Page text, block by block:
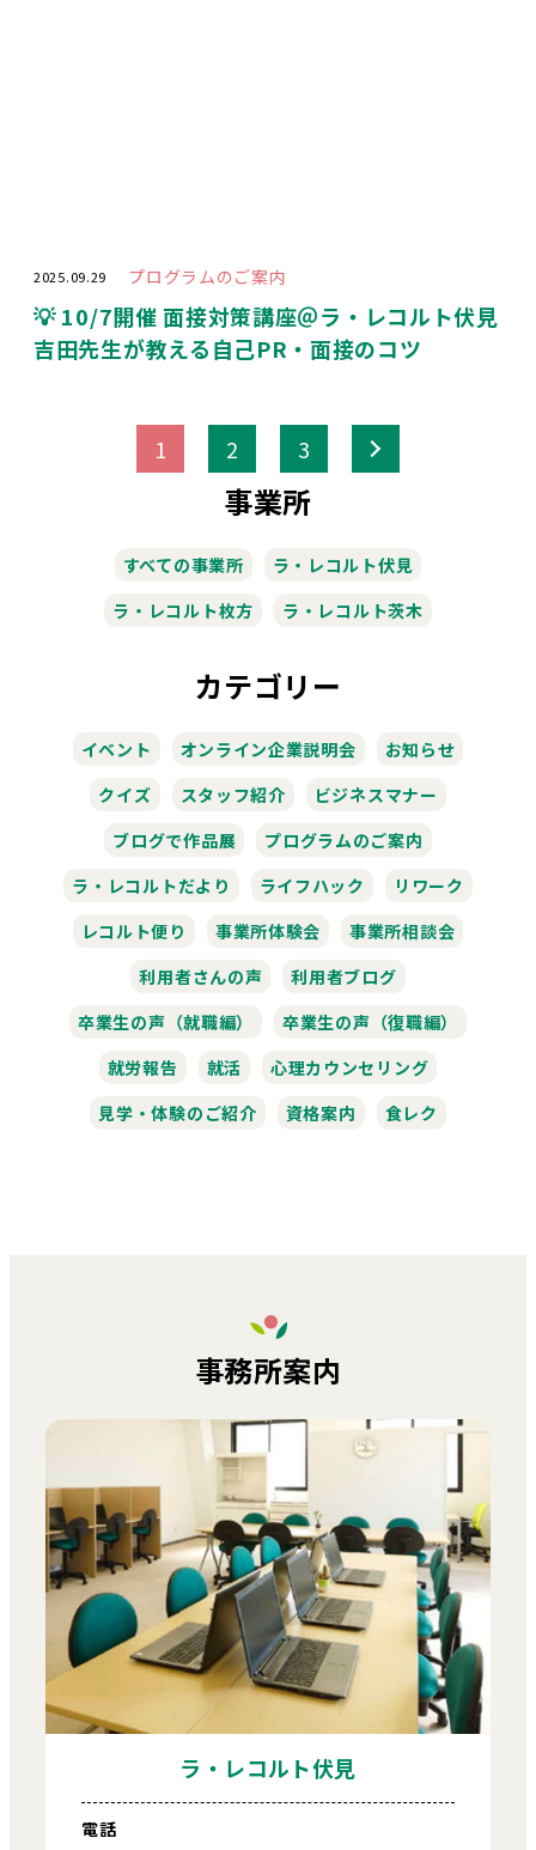
2025.09.29 プログラムのご案内
💡 10/7開催 面接対策講座＠ラ・レコルト伏見
吉田先生が教える自己PR・面接のコツ
1 2 3 >
事業所
すべての事業所
ラ・レコルト伏見
ラ・レコルト枚方
ラ・レコルト茨木
カテゴリー
イベント オンライン企業説明会
お知らせ
クイズ
スタッフ紹介
ビジネスマナー
ブログで作品展
プログラムのご案内
ラ・レコルトだより
ライフハック
リワーク
レコルト便り
事業所体験会
事業所相談会
利用者さんの声
利用者ブログ
卒業生の声（就職編）
卒業生の声（復職編）
就労報告
就活
心理カウンセリング
見学・体験のご紹介
資格案内 食レク
事務所案内
ラ・レコルト伏見
電話